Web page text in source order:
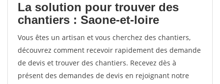
La solution pour trouver des
chantiers : Saone-et-loire
Vous êtes un artisan et vous cherchez des chantiers,
découvrez comment recevoir rapidement des demande
de devis et trouver des chantiers. Recevez dès à
présent des demandes de devis en rejoignant notre